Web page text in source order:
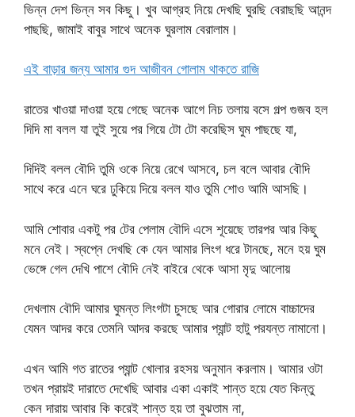
ভিন্ন দেশ ভিন্ন সব কিছু। খুব আগ্রহ নিয়ে দেখছি ঘুরছি বেরাছছি আনন্দ
পাছছি, জামাই বাবুর সাথে অনেক ঘুরলাম বেরালাম।
এই বাড়ার জন্য আমার গুদ আজীবন গোলাম থাকতে রাজি
রাতের খাওয়া দাওয়া হয়ে গেছে অনেক আগে নিচ তলায় বসে গল্প গুজব হল
দিদি মা বলল যা তুই সুয়ে পর গিয়ে টো টো করেছিস ঘুম পাছছে যা,
দিদিই বলল বৌদি তুমি ওকে নিয়ে রেখে আসবে, চল বলে আবার বৌদি
সাথে করে এনে ঘরে ঢুকিয়ে দিয়ে বলল যাও তুমি শোও আমি আসছি।
আমি শোবার একটু পর টের পেলাম বৌদি এসে শূয়েছে তারপর আর কিছু
মনে নেই। স্বপ্নে দেখছি কে যেন আমার লিংগ ধরে টানছে, মনে হয় ঘুম
ভেঙ্গে গেল দেখি পাশে বৌদি নেই বাইরে থেকে আসা মৃদু আলোয়
দেখলাম বৌদি আমার ঘুমন্ত লিংগটা চুসছে আর গোরার লোমে বাচ্চাদের
যেমন আদর করে তেমনি আদর করছে আমার প্যান্ট হাটু পরযন্ত নামানো।
এখন আমি গত রাতের প্যান্ট খোলার রহসয় অনুমান করলাম। আমার ওটা
তখন প্রায়ই দারাতে দেখেছি আবার একা একাই শান্ত হয়ে যেত কিন্তু
কেন দারায় আবার কি করেই শান্ত হয় তা বুঝতাম না,